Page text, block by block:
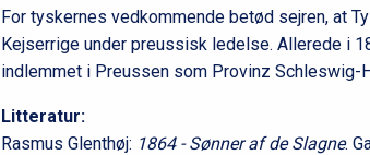
For tyskernes vedkommende betød sejren, at
Kejserrige under preussisk ledelse. Allerede i
indlemmet i Preussen som Provinz Schleswig-
Litteratur:
Rasmus Glenthøj: 1864 - Sønner af de Slagne.